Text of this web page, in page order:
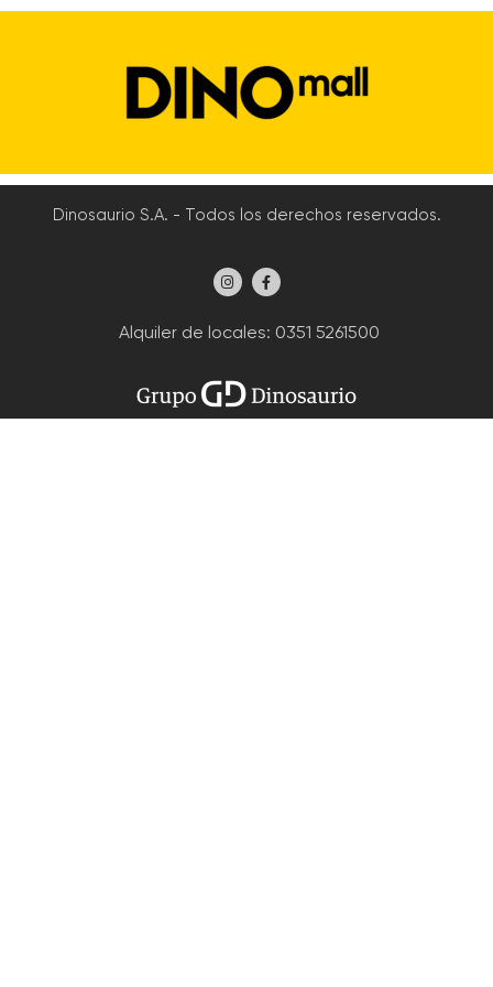
Dinosaurio S.A. - Todos los derechos reservados.
Alquiler de locales: 0351 5261500